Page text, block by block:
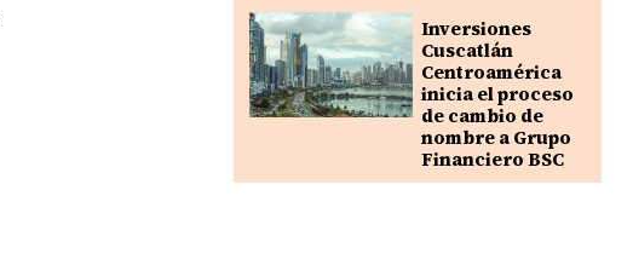
Inversiones
Cuscatlán
Centroamérica
inicia el proceso
de cambio de
nombre a Grupo
Financiero BSC